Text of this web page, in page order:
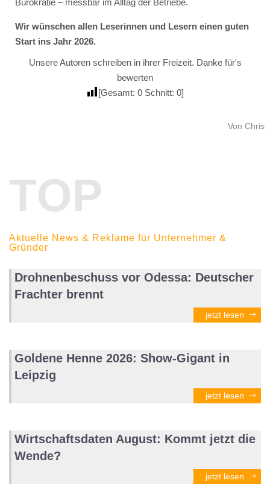
Wir wünschen allen Leserinnen und Lesern einen guten
Start ins Jahr 2026.
Unsere Autoren schreiben in ihrer Freizeit. Danke für's
bewerten
[Gesamt: 0 Schnitt: 0]
Von Chris
TOP
Aktuelle News & Reklame für Unternehmer &
Gründer
Drohnenbeschuss vor Odessa: Deutscher
Frachter brennt
jetzt lesen
Goldene Henne 2026: Show-Gigant in
Leipzig
jetzt lesen
Wirtschaftsdaten August: Kommt jetzt die
Wende?
jetzt lesen